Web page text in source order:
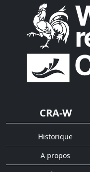
CRA-W
Historique
A propos